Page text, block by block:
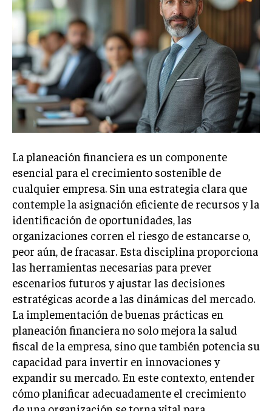
Welcome to Liberty Case
We have a curated list of the most noteworthy news from all
across the globe. With any subscription plan, you get access
toexclusive articlesthat let you stay ahead of the curve.
Your Profile
NEWS LIFESTYLE PUBLIC OPINION
LIFESTYLE
MARKETING
ESTRATEGIAS DE MARKETING
AGENCIAS DE MARKETING
AGENCIAS DE POSICIONAMIENTO WEB SEO
VENTA DE ENLACES
La planeación financiera es un componente
esencial para el crecimiento sostenible de
cualquier empresa. Sin una estrategia clara que
contemple la asignación eficiente de recursos y la
identificación de oportunidades, las
organizaciones corren el riesgo de estancarse o,
peor aún, de fracasar. Esta disciplina proporciona
las herramientas necesarias para prever
escenarios futuros y ajustar las decisiones
estratégicas acorde a las dinámicas del mercado.
La implementación de buenas prácticas en
planeación financiera no solo mejora la salud
fiscal de la empresa, sino que también potencia su
capacidad para invertir en innovaciones y
expandir su mercado. En este contexto, entender
cómo planificar adecuadamente el crecimiento